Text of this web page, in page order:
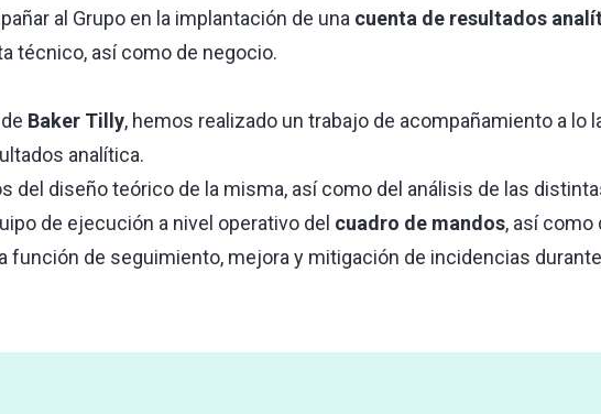
al Grupo en la implantación de una cuenta de resultados
técnico, así como de negocio.
de Baker Tilly, hemos realizado un trabajo de acompañamiento a lo
analítica.
del diseño teórico de la misma, así como del análisis de las
de ejecución a nivel operativo del cuadro de mandos, así como
función de seguimiento, mejora y mitigación de incidencias